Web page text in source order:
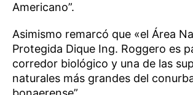
Americano”.
Asimismo remarcó que «el Área
Protegida Dique Ing. Roggero es
corredor biológico y una de las
naturales más grandes del